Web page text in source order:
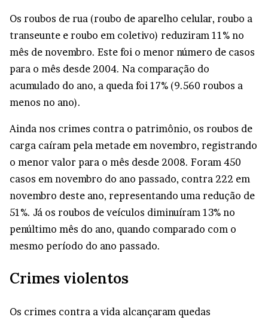
Os roubos de rua (roubo de aparelho celular, roubo a
transeunte e roubo em coletivo) reduziram 11% no
mês de novembro. Este foi o menor número de casos
para o mês desde 2004. Na comparação do
acumulado do ano, a queda foi 17% (9.560 roubos a
menos no ano).
Ainda nos crimes contra o patrimônio, os roubos de
carga caíram pela metade em novembro, registrando
o menor valor para o mês desde 2008. Foram 450
casos em novembro do ano passado, contra 222 em
novembro deste ano, representando uma redução de
51%. Já os roubos de veículos diminuíram 13% no
penúltimo mês do ano, quando comparado com o
mesmo período do ano passado.
Crimes violentos
Os crimes contra a vida alcançaram quedas